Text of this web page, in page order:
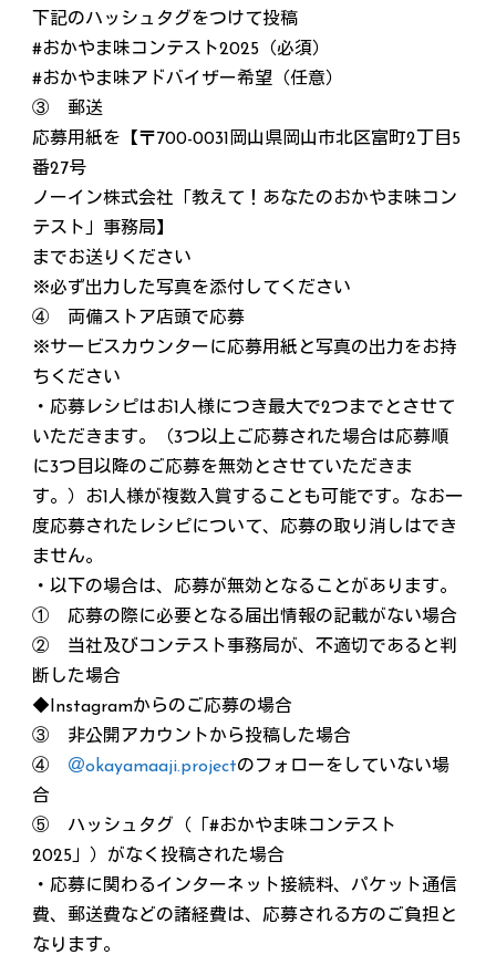
下記のハッシュタグをつけて投稿
#おかやま味コンテスト2025（必須）
#おかやま味アドバイザー希望（任意）
③ 郵送
応募用紙を【〒700-0031岡山県岡山市北区富町2丁目5
番27号
ノーイン株式会社「教えて！あなたのおかやま味コン
テスト」事務局】
までお送りください
※必ず出力した写真を添付してください
④ 両備ストア店頭で応募
※サービスカウンターに応募用紙と写真の出力をお持
ちください
・応募レシピはお1人様につき最大で2つまでとさせて
いただきます。（3つ以上ご応募された場合は応募順
に3つ目以降のご応募を無効とさせていただきま
す。）お1人様が複数入賞することも可能です。なお一
度応募されたレシピについて、応募の取り消しはでき
ません。
・以下の場合は、応募が無効となることがあります。
① 応募の際に必要となる届出情報の記載がない場合
② 当社及びコンテスト事務局が、不適切であると判
断した場合
◆Instagramからのご応募の場合
③ 非公開アカウントから投稿した場合
④ ＠okayamaaji.projectのフォローをしていない場
合
⑤ ハッシュタグ（「#おかやま味コンテスト
2025」）がなく投稿された場合
・応募に関わるインターネット接続料、パケット通信
費、郵送費などの諸経費は、応募される方のご負担と
なります。